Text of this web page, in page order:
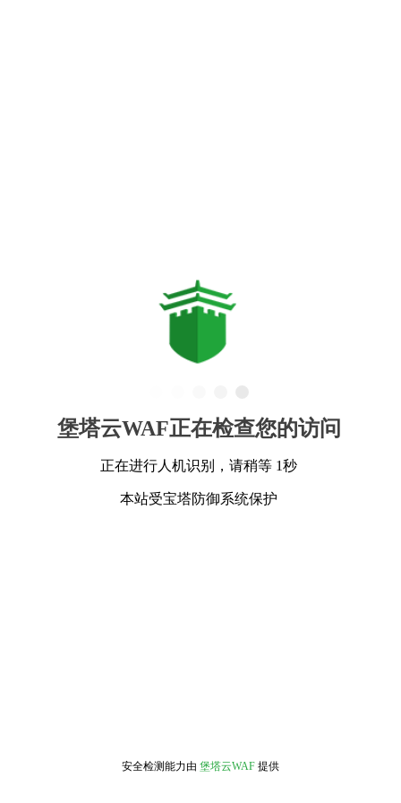
堡塔云WAF正在检查您的访问
正在进行人机识别，请稍等 1秒
本站受宝塔防御系统保护
安全检测能力由 堡塔云WAF 提供